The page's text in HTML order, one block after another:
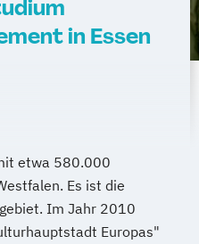
in Essen
etwa 580.000
Es ist die
Im Jahr 2010
Europas"